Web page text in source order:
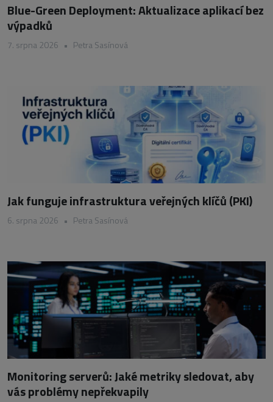
Blue-Green Deployment: Aktualizace aplikací bez
výpadků
7. srpna 2026 • Petra Sasínová
Jak funguje infrastruktura veřejných klíčů (PKI)
6. srpna 2026 • Petra Sasínová
Monitoring serverů: Jaké metriky sledovat, aby
vás problémy nepřekvapily